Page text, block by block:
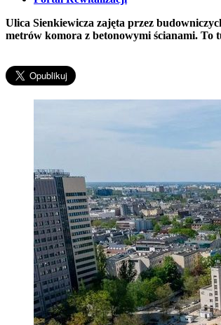
Ulica Sienkiewicza zajęta przez
metrów komora z betonowymi ścianami. To